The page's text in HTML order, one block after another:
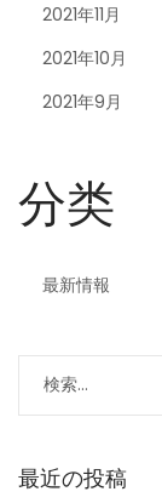
2021年11月
2021年10月
2021年9月
分类
最新情報
最近の投稿